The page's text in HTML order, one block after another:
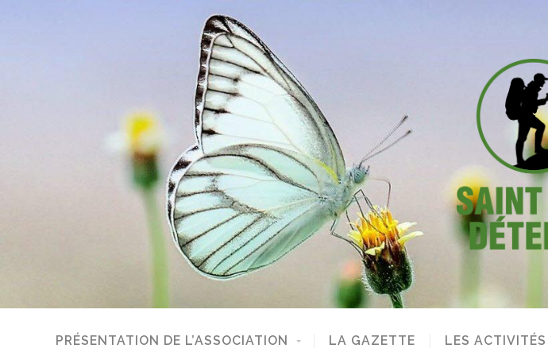
PRÉSENTATION DE L’ASSOCIATION LA GAZETTE LES ACTIVITÉS